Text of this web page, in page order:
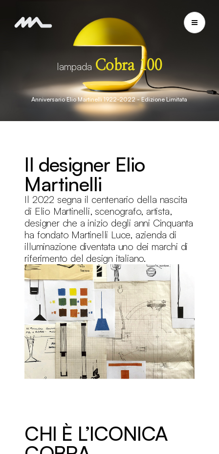
lampada Cobra 100
Anniversario Elio Martinelli 1922-2022 - Edizione Limitata
Il designer Elio
Martinelli
Il 2022 segna il centenario della nascita
di Elio Martinelli, scenografo, artista,
designer che a inizio degli anni Cinquanta
ha fondato Martinelli Luce, azienda di
illuminazione diventata uno dei marchi di
riferimento del design italiano.
CHI È L’ICONICA